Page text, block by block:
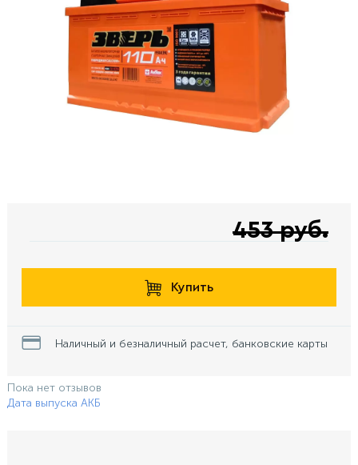
453 руб.
Купить
Наличный и безналичный расчет, банковские карты
Пока нет отзывов
Дата выпуска АКБ